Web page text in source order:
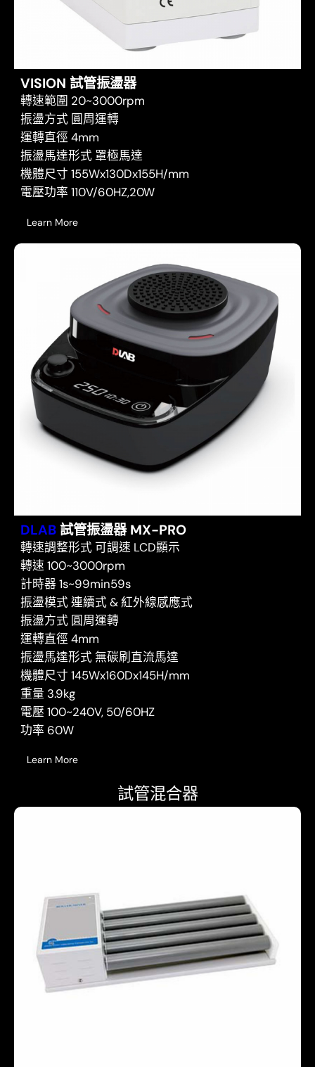
VISION 試管振盪器
轉速範圍 20~3000rpm
振盪方式 圓周運轉
運轉直徑 4mm
振盪馬達形式 罩極馬達
機體尺寸 155Wx130Dx155H/mm
電壓功率 110V/60HZ,20W
Learn More
DLAB 試管振盪器 MX-PRO
轉速調整形式 可調速 LCD顯示
轉速 100~3000rpm
計時器 1s~99min59s
振盪模式 連續式 & 紅外線感應式
振盪方式 圓周運轉
運轉直徑 4mm
振盪馬達形式 無碳刷直流馬達
機體尺寸 145Wx160Dx145H/mm
重量 3.9kg
電壓 100~240V, 50/60HZ
功率 60W
Learn More
試管混合器